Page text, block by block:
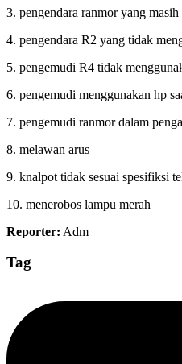
3. pengendara ranmor yang
4. pengendara R2 yang tidak
5. pengemudi R4 tidak
6. pengemudi menggunakan hp
7. pengemudi ranmor dalam
8. melawan arus
9. knalpot tidak sesuai spesifiksi
10. menerobos lampu merah
Reporter: Adm
Tag